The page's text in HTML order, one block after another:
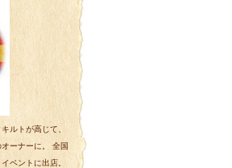
ルトが高じて、
ーナーに。 全国
ベントに出店。